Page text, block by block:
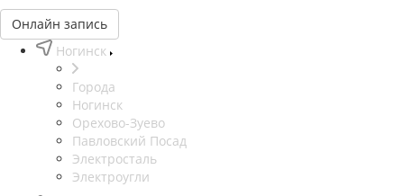
Онлайн запись
Ногинск
Города
Ногинск
Орехово-Зуево
Павловский Посад
Электросталь
Электроугли